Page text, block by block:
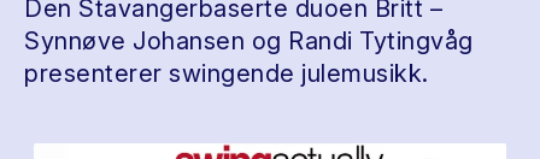
Den Stavangerbaserte duoen Britt –
Synnøve Johansen og Randi Tytingvåg
presenterer swingende julemusikk.